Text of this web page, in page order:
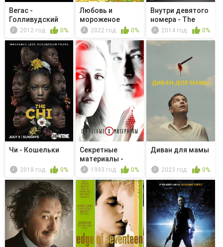
Вегас -
Голливудский
финал2012 год 0%
Любовь и
мороженое
2022 год 0%
Внутри девятого
номера - The
Curse of...
2014 год 0%
Чи - Кошельки
2018 год 0%
Секретные
материалы -
Кровь1993 год 0%
Диван для мамы
2023 год 0%